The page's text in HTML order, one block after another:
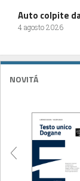
Auto colpite
4 agosto 2026
NOVITÁ